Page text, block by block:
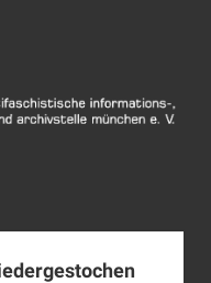
archiv.de